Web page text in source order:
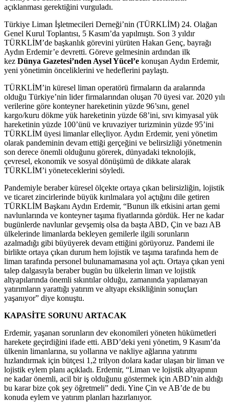
açıklanması gerektiğini vurguladı.
Türkiye Liman İşletmecileri Derneği’nin (TÜRKLİM) 24. Olağan
Genel Kurul Toplantısı, 5 Kasım’da yapılmıştı. Son 3 yıldır
TÜRKLİM’de başkanlık görevini yürüten Hakan Genç, bayrağı
Aydın Erdemir’e devretti. Göreve gelmesinin ardından ilk
kez Dünya Gazetesi’nden Aysel Yücel’e konuşan Aydın Erdemir,
yeni yönetimin önceliklerini ve hedeflerini paylaştı.
TÜRKLİM’in küresel liman operatörü firmaların da aralarında
olduğu Türkiye’nin lider firmalarından oluşan 70 üyesi var. 2020 yılı
verilerine göre konteyner hareketinin yüzde 96’sını, genel
kargo/kuru dökme yük hareketinin yüzde 68’ini, sıvı kimyasal yük
hareketinin yüzde 100’ünü ve kruvaziyer turizminin yüzde 95’ini
TÜRKLİM üyesi limanlar elleçliyor. Aydın Erdemir, yeni yönetim
olarak pandeminin devam ettiği gerçeğini ve belirsizliği yönetmenin
son derece önemli olduğunu görerek, dünyadaki teknolojik,
çevresel, ekonomik ve sosyal dönüşümü de dikkate alarak
TÜRKLİM’i yöneteceklerini söyledi.
Pandemiyle beraber küresel ölçekte ortaya çıkan belirsizliğin, lojistik
ve ticaret zincirlerinde büyük kırılmalara yol açtığını dile getiren
TÜRKLİM Başkanı Aydın Erdemir, “Bunun ilk etkisini artan gemi
navlunlarında ve konteyner taşıma fiyatlarında gördük. Her ne kadar
bugünlerde navlunlar gevşemiş olsa da başta ABD, Çin ve bazı AB
ülkelerinde limanlarda bekleyen gemilerle ilgili sorunların
azalmadığı gibi büyüyerek devam ettiğini görüyoruz. Pandemi ile
birlikte ortaya çıkan durum hem lojistik ve taşıma tarafında hem de
liman tarafında personel bulunamamasına yol açtı. Ortaya çıkan yeni
talep dalgasıyla beraber bugün bu ülkelerin liman ve lojistik
altyapılarında önemli sıkıntılar olduğu, zamanında yapılamayan
yatırımların yarattığı yatırım ve altyapı eksikliğinin sonuçları
yaşanıyor” diye konuştu.
KAPASİTE SORUNU ARTACAK
Erdemir, yaşanan sorunların dev ekonomileri yöneten hükümetleri
harekete geçirdiğini ifade etti. ABD’deki yeni yönetim, 9 Kasım’da
ülkenin limanlarına, su yollarına ve nakliye ağlarına yatırımı
hızlandırmak için bütçesi 1,2 trilyon dolara kadar ulaşan bir liman ve
lojistik eylem planı açıkladı. Erdemir, “Liman ve lojistik altyapının
ne kadar önemli, acil bir iş olduğunu göstermek için ABD’nin aldığı
bu karar bize çok şey öğretmeli” dedi. Yine Çin ve AB’de de bu
konuda eylem ve yatırım planları hazırlanıyor.